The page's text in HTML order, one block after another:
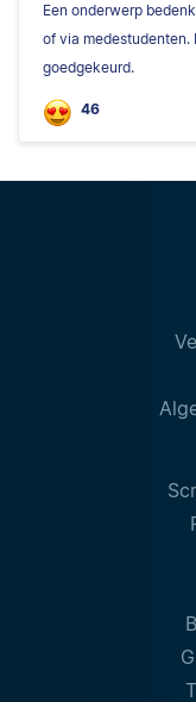
Een onderwerp
of via
goedgekeurd.
46